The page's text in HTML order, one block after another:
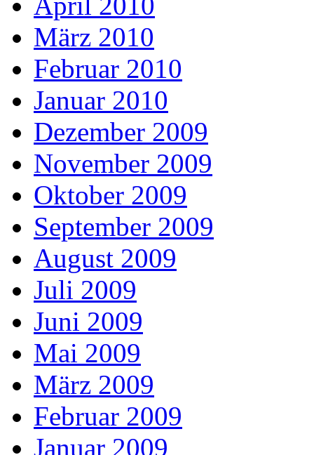
März 2010
Februar 2010
Januar 2010
Dezember 2009
November 2009
Oktober 2009
September 2009
August 2009
Juli 2009
Juni 2009
Mai 2009
März 2009
Februar 2009
Januar 2009